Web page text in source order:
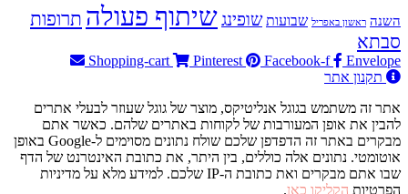
השנה ראשון באפריל שבועות שופינגשיתוף פעולה תרופות
סבתא
Shopping-cart Pinterest Facebook-f
Envelope
תקנון אתר
אתר זה משתמש בגוגל אנליטיקס, מוצר של גוגל שעוזר לבעלי אתרים
להבין את אופן המעורבות של לקוחות באתרים שלהם. כאשר אתם
מבקרים באתר זה הדפדפן שלכם שולח נתונים מסוימים ל-Google באופן
אוטומטי. נתונים אלה כוללים, בין היתר, את כתובת האינטרנט של הדף
שבו אתם מבקרים ואת כתובת ה-IP שלכם. למידע מלא על מדיניות
הפרטיות הקליקו כאן.